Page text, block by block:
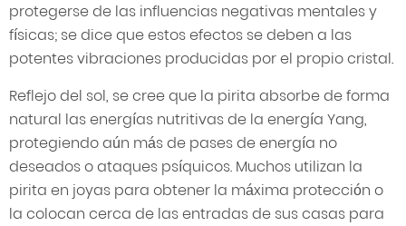
protegerse de las influencias negativas mentales y
físicas; se dice que estos efectos se deben a las
potentes vibraciones producidas por el propio cristal.
Reflejo del sol, se cree que la pirita absorbe de forma
natural las energías nutritivas de la energía Yang,
protegiendo aún más de pases de energía no
deseados o ataques psíquicos. Muchos utilizan la
pirita en joyas para obtener la máxima protección o
la colocan cerca de las entradas de sus casas para